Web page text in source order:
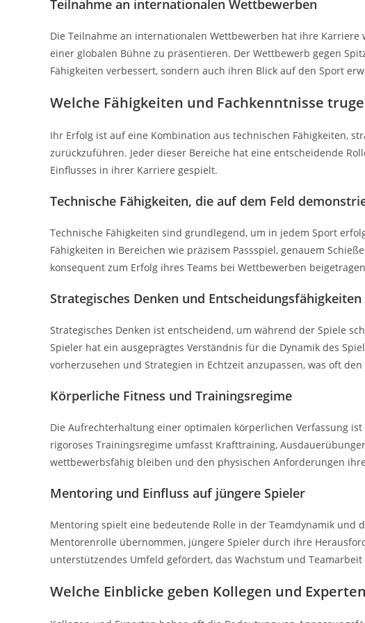
Teilnahme an internationalen Wettbewerben
Die Teilnahme an internationalen Wettbewerben hat ihre
einer globalen Bühne zu präsentieren. Der Wettbewerb gegen
Fähigkeiten verbessert, sondern auch ihren Blick auf den Sport
Welche Fähigkeiten und Fachkenntnisse
Ihr Erfolg ist auf eine Kombination aus technischen Fähigkeiten,
zurückzuführen. Jeder dieser Bereiche hat eine entscheidende
Einflusses in ihrer Karriere gespielt.
Technische Fähigkeiten, die auf dem Feld
Technische Fähigkeiten sind grundlegend, um in jedem Sport
Fähigkeiten in Bereichen wie präzisem Passspiel, genauem
konsequent zum Erfolg ihres Teams bei Wettbewerben
Strategisches Denken und Entscheidungsfähigkeiten
Strategisches Denken ist entscheidend, um während der Spiele
Spieler hat ein ausgeprägtes Verständnis für die Dynamik des
vorherzusehen und Strategien in Echtzeit anzupassen, was oft
Körperliche Fitness und Trainingsregime
Die Aufrechterhaltung einer optimalen körperlichen Verfassung
rigoroses Trainingsregime umfasst Krafttraining,
wettbewerbsfähig bleiben und den physischen Anforderungen
Mentoring und Einfluss auf jüngere Spieler
Mentoring spielt eine bedeutende Rolle in der Teamdynamik und
Mentorenrolle übernommen, jüngere Spieler durch ihre
unterstützendes Umfeld gefördert, das Wachstum und
Welche Einblicke geben Kollegen und